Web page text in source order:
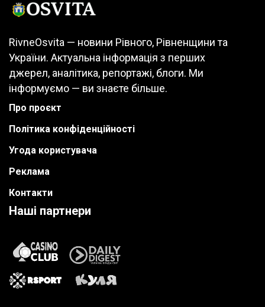
RivneOsvita — новини Рівного, Рівненщини та
України. Актуальна інформація з перших
джерел, аналітика, репортажі, блоги. Ми
інформуємо — ви знаєте більше.
Про проєкт
Політика конфіденційності
Угода користувача
Реклама
Контакти
Наші партнери